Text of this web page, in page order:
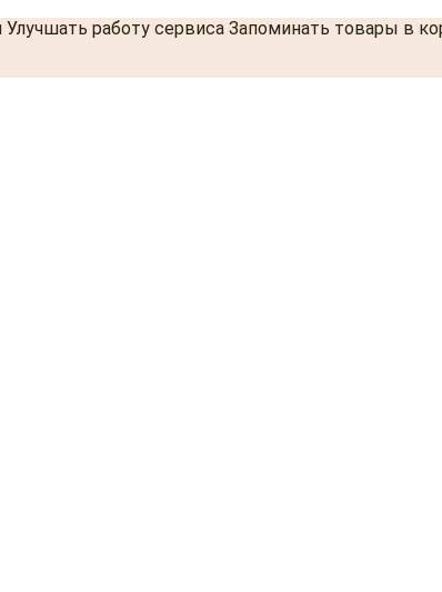
работу сервиса Запоминать товары в